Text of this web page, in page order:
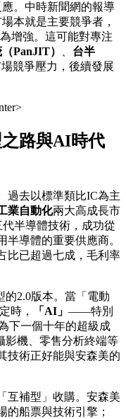
。中時新聞網的報導
本就是主要競爭者，
增強。這可能對專注
PanJIT） 、 台半
競爭壓力，後續發展
路與AI時代
過去以標準類比IC為主
業自動化兩大高成長市
代半導體技術，成功從
導體的重要供應商。
比已超過七成，毛利率
的2.0版本。當「電動
時，
「AI」 ——特別
一個十年的超級成
影機、零售分析終端等
技術正好能與安森美的
互補型」收購。安森美
的船票與技術引擎；